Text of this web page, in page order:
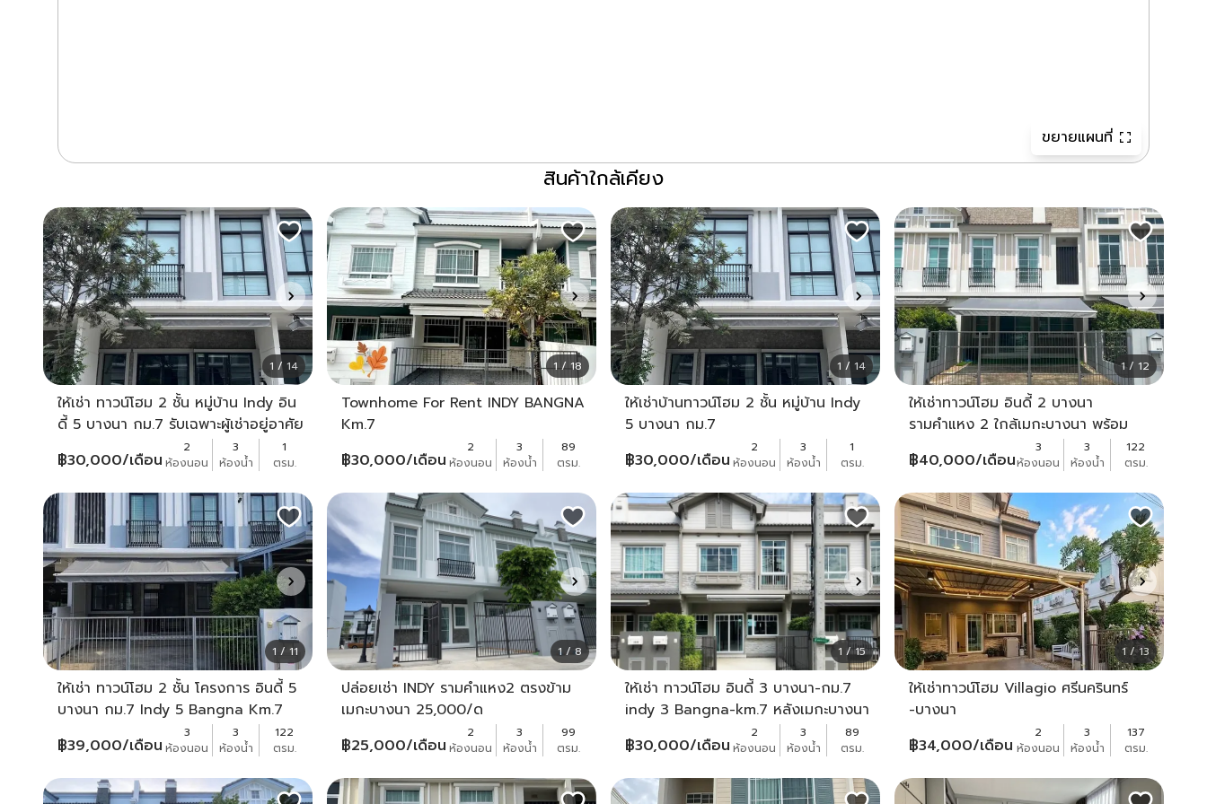
ขยายแผนที่
สินค้าใกล้เคียง
1 / 14
ให้เช่า ทาวน์โฮม 2 ชั้น หมู่บ้าน Indy อิน
ดี้ 5 บางนา กม.7 รับเฉพาะผู้เช่าอยู่อาศัย
เองเป็นครอบครัวเท่านั้น
฿30,000/เดือน
2
ห้องนอน
3
ห้องน้ำ
1
ตรม.
1 / 18
Townhome For Rent INDY BANGNA
Km.7
฿30,000/เดือน
2
ห้องนอน
3
ห้องน้ำ
89
ตรม.
1 / 14
ให้เช่าบ้านทาวน์โฮม 2 ชั้น หมู่บ้าน Indy
5 บางนา กม.7
฿30,000/เดือน
2
ห้องนอน
3
ห้องน้ำ
1
ตรม.
1 / 12
ให้เช่าทาวน์โฮม อินดี้ 2 บางนา
รามคำแหง 2 ใกล้เมกะบางนา พร้อม
฿40,000/เดือน
3
ห้องนอน
3
ห้องน้ำ
122
ตรม.
1 / 11
ให้เช่า ทาวน์โฮม 2 ชั้น โครงการ อินดี้ 5
บางนา กม.7 Indy 5 Bangna Km.7
ใกล้ Mega Bangna ซ.เมืองแก้ว 7
฿39,000/เดือน
3
ห้องนอน
3
ห้องน้ำ
122
ตรม.
1 / 8
ปล่อยเช่า INDY รามคำแหง2 ตรงข้าม
เมกะบางนา 25,000/ด
฿25,000/เดือน
2
ห้องนอน
3
ห้องน้ำ
99
ตรม.
1 / 15
ให้เช่า ทาวน์โฮม อินดี้ 3 บางนา-กม.7
indy 3 Bangna-km.7 หลังเมกะบางนา
ใกล้ราชวินิตบางแก้ว ถ.บางนา-ตราด
กม.7
฿30,000/เดือน
2
ห้องนอน
3
ห้องน้ำ
89
ตรม.
1 / 13
ให้เช่าทาวน์โฮม Villagio ศรีนครินทร์
-บางนา
฿34,000/เดือน
2
ห้องนอน
3
ห้องน้ำ
137
ตรม.